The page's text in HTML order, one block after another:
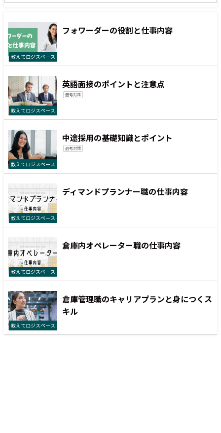
教えてロジスペース
フォワーダーの役割と仕事内容
教えてロジスペース
英語面接のポイントと注意点
選考対策
教えてロジスペース
中途採用の基礎知識とポイント
選考対策
教えてロジスペース
ディマンドプランナー職の仕事内容
教えてロジスペース
倉庫内オペレーター職の仕事内容
教えてロジスペース
倉庫管理職のキャリアプランと身につくス
キル